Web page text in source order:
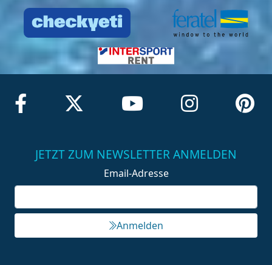
JETZT ZUM NEWSLETTER ANMELDEN
Email-Adresse
Anmelden